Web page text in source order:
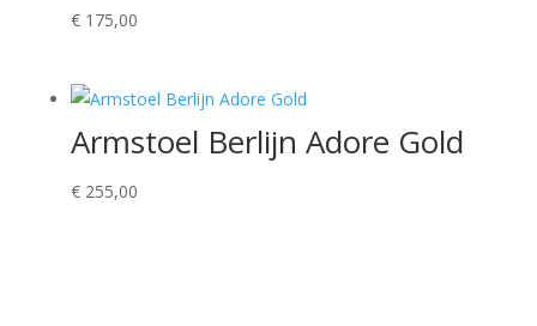
€175,00
Armstoel Berlijn Adore Gold
€255,00